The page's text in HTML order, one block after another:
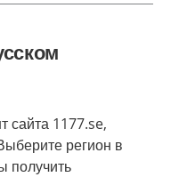
сайта 1177.se,
регион в
получить